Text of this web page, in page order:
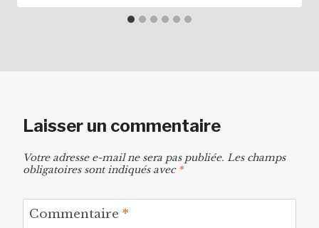
Laisser un commentaire
Votre adresse e-mail ne sera pas publiée. Les champs
obligatoires sont indiqués avec *
Commentaire *